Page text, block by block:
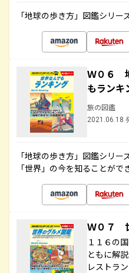
「地球の歩き方」図鑑シリー
Ｗ０６
もランキ
旅の図鑑
2021.06.18
「地球の歩き方」図鑑シリ
「世界」の今を知ることがで
Ｗ０７
１１６の
ともに解
レストラ